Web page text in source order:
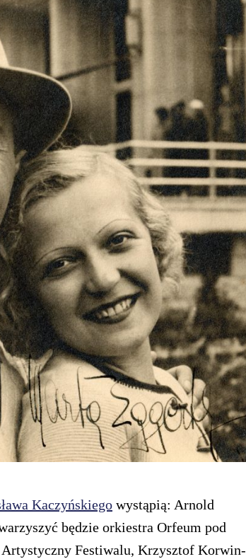
Kaczyńskiego wystąpią: Arnold
będzie orkiestra Orfeum pod
Festiwalu, Krzysztof Korwin-